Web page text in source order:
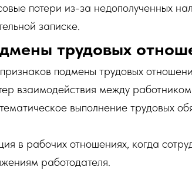
потери из-за недополученных
записке.
трудовых
подмены трудовых
взаимодействия между
выполнение трудовых
в рабочих отношениях, когда
работодателя.